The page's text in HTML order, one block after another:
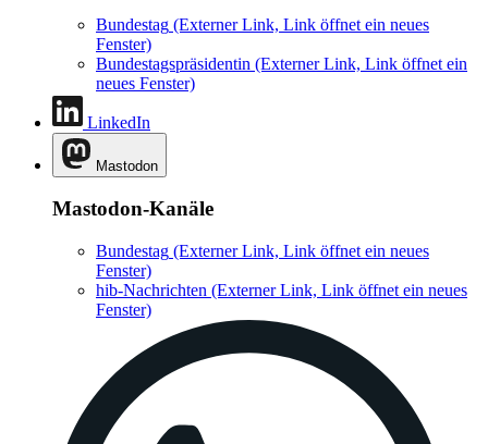
Bundestag (Externer Link, Link öffnet ein neues
Fenster)
Bundestagspräsidentin (Externer Link, Link öffnet ein
neues Fenster)
LinkedIn
Mastodon
Mastodon-Kanäle
Bundestag (Externer Link, Link öffnet ein neues
Fenster)
hib-Nachrichten (Externer Link, Link öffnet ein neues
Fenster)